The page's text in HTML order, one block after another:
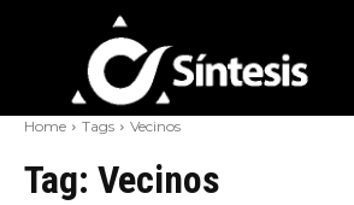
Home Tags Vecinos
Tag: Vecinos